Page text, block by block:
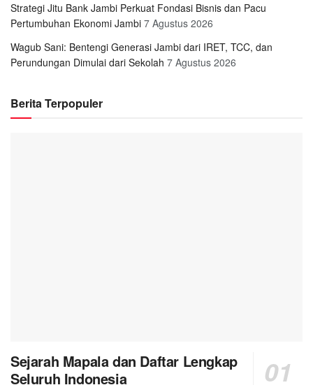
Strategi Jitu Bank Jambi Perkuat Fondasi Bisnis dan Pacu
Pertumbuhan Ekonomi Jambi 7 Agustus 2026
Wagub Sani: Bentengi Generasi Jambi dari IRET, TCC, dan
Perundungan Dimulai dari Sekolah 7 Agustus 2026
Berita Terpopuler
Sejarah Mapala dan Daftar Lengkap
Seluruh Indonesia